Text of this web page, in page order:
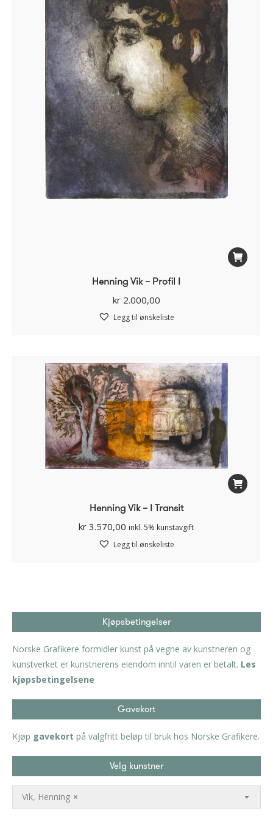
Henning Vik – Profil I
kr2.000,00
Legg til ønskeliste
Henning Vik – I Transit
kr 3.570,00 inkl. 5% kunstavgift
Legg til ønskeliste
Kjøpsbetingelser
Norske Grafikere formidler kunst på vegne av kunstneren og
kunstverket er kunstnerens eiendom inntil varen er betalt. Les
kjøpsbetingelsene
Gavekort
Kjøp gavekort på valgfritt beløp til bruk hos Norske Grafikere.
Velg kunstner
×
Vik, Henning